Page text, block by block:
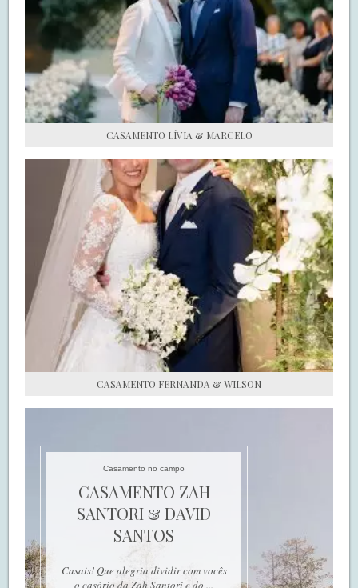
DE NOIVA PRA NOIVA
S.O.S CASADAS
FALE COM O SAY I DO
CASAMENTO LÍVIA & MARCELO
CASAMENTO FERNANDA & WILSON
Casamento no campo
CASAMENTO ZAH
SANTORI & DAVID
SANTOS
Casais! Que alegria dividir com vocês
o casório da Zah Santori e do ...